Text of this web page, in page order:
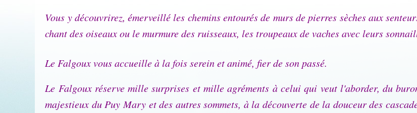
Vous y découvrirez, émerveillé les chemins entourés de murs de pierres sèches aux
chant des oiseaux ou le murmure des ruisseaux, les troupeaux de vaches avec leurs
Le Falgoux vous accueille à la fois serein et animé, fier de son passé.
Le Falgoux réserve mille surprises et mille agréments à celui qui veut l'aborder, du
majestieux du Puy Mary et des autres sommets, à la découverte de la douceur des